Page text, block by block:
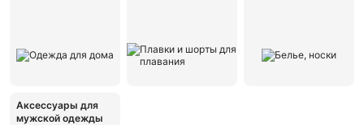
Аксессуары для
мужской одежды